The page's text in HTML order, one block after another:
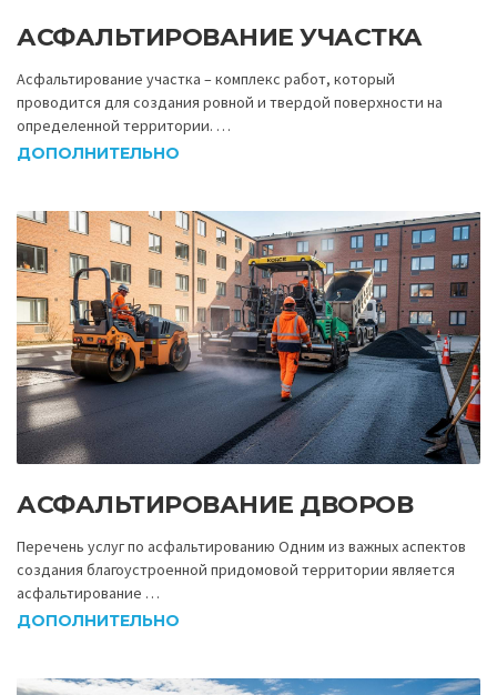
АСФАЛЬТИРОВАНИЕ УЧАСТКА
Асфальтирование участка – комплекс работ, который
проводится для создания ровной и твердой поверхности на
определенной территории. …
ДОПОЛНИТЕЛЬНО
АСФАЛЬТИРОВАНИЕ ДВОРОВ
Перечень услуг по асфальтированию Одним из важных аспектов
создания благоустроенной придомовой территории является
асфальтирование …
ДОПОЛНИТЕЛЬНО